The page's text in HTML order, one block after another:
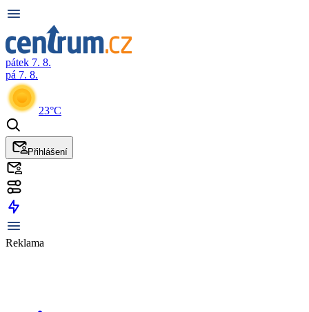
pátek 7. 8.
pá 7. 8.
23°C
Přihlášení
Reklama